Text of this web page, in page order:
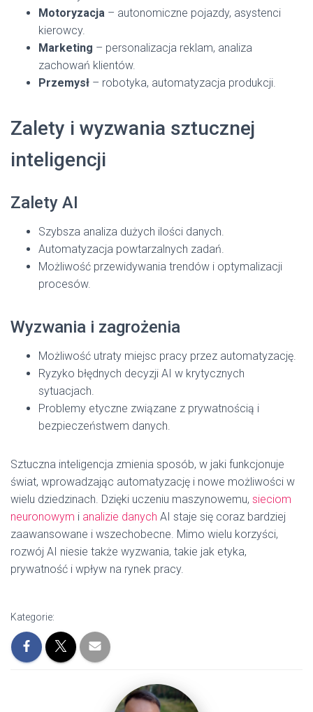
Motoryzacja – autonomiczne pojazdy, asystenci
kierowcy.
Marketing – personalizacja reklam, analiza
zachowań klientów.
Przemysł – robotyka, automatyzacja produkcji.
Zalety i wyzwania sztucznej
inteligencji
Zalety AI
Szybsza analiza dużych ilości danych.
Automatyzacja powtarzalnych zadań.
Możliwość przewidywania trendów i optymalizacji
procesów.
Wyzwania i zagrożenia
Możliwość utraty miejsc pracy przez automatyzację.
Ryzyko błędnych decyzji AI w krytycznych
sytuacjach.
Problemy etyczne związane z prywatnością i
bezpieczeństwem danych.
Sztuczna inteligencja zmienia sposób, w jaki funkcjonuje
świat, wprowadzając automatyzację i nowe możliwości w
wielu dziedzinach. Dzięki uczeniu maszynowemu, sieciom
neuronowym i analizie danych AI staje się coraz bardziej
zaawansowane i wszechobecne. Mimo wielu korzyści,
rozwój AI niesie także wyzwania, takie jak etyka,
prywatność i wpływ na rynek pracy.
Kategorie: